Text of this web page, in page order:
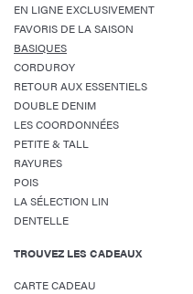
EN LIGNE EXCLUSIVEMENT
FAVORIS DE LA SAISON
BASIQUES
CORDUROY
RETOUR AUX ESSENTIELS
DOUBLE DENIM
LES COORDONNÉES
PETITE & TALL
RAYURES
POIS
LA SÉLECTION LIN
DENTELLE
TROUVEZ LES CADEAUX
CARTE CADEAU